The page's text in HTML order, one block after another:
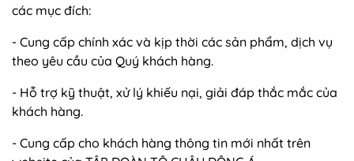
các mục đích:
- Cung cấp chính xác và kịp thời các sản phẩm, dịch vụ
theo yêu cầu của Quý khách hàng.
- Hỗ trợ kỹ thuật, xử lý khiếu nại, giải đáp thắc mắc của
khách hàng.
- Cung cấp cho khách hàng thông tin mới nhất trên